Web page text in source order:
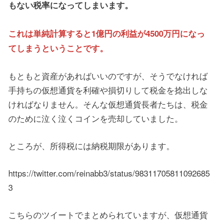
もない税率になってしまいます。
これは単純計算すると1億円の利益が4500万円になっ
てしまうということです。
もともと資産があればいいのですが、そうでなければ
手持ちの仮想通貨を利確や損切りして税金を捻出しな
ければなりません。そんな仮想通貨長者たちは、税金
のために泣く泣くコインを売却していました。
ところが、所得税には納税期限があります。
https://twitter.com/reinabb3/status/98311705811092685
3
こちらのツイートでまとめられていますが、仮想通貨